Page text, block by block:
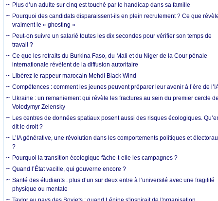
Plus d’un adulte sur cinq est touché par le handicap dans sa famille
Pourquoi des candidats disparaissent-ils en plein recrutement ? Ce que
vraiment le « ghosting »
Peut-on suivre un salarié toutes les dix secondes pour vérifier son temps de
travail ?
Ce que les retraits du Burkina Faso, du Mali et du Niger de la Cour pénale
internationale révèlent de la diffusion autoritaire
Libérez le rappeur marocain Mehdi Black Wind
Compétences : comment les jeunes peuvent préparer leur avenir à l’ère de
Ukraine : un remaniement qui révèle les fractures au sein du premier cercle
Volodymyr Zelensky
Les centres de données spatiaux posent aussi des risques écologiques.
dit le droit ?
L’IA générative, une révolution dans les comportements politiques et
?
Pourquoi la transition écologique fâche-t-elle les campagnes ?
Quand l’État vacille, qui gouverne encore ?
Santé des étudiants : plus d’un sur deux entre à l’université avec une fragilité
physique ou mentale